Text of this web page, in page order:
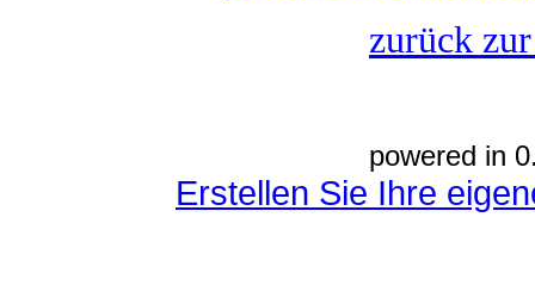
zurück
powered in
Erstellen Sie Ihre